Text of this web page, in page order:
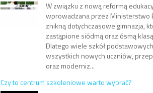
W związku z nową reformą
wprowadzana przez Ministerstwo
znikną dotychczasowe gimnazja,
zastąpione siódmą oraz ósmą
Dlatego wiele szkół
wszystkich nowych uczniów,
oraz moderniz...
Czy to centrum szkoleniowe warto wybrać?